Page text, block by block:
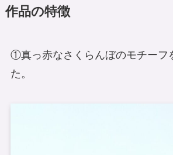
作品の特徴
①真っ赤なさくらんぼのモチーフ
た。